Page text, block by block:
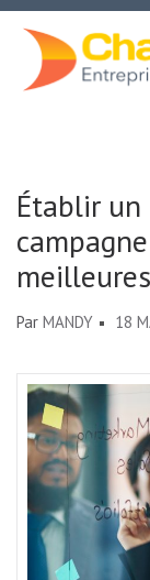
Aller
contenu
Établir un
Par MANDY 18